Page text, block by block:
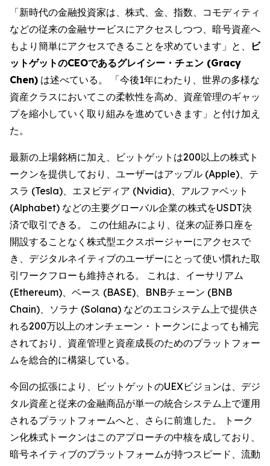
「新時代の金融投資家は、株式、金、指数、コモディティ
などの従来の金融サービスにアクセスしつつ、暗号資産へ
もより簡単にアクセスできることを求めています」と、
ビ
ットゲットのCEOであるグレイシー・チェン (Gracy
Chen) は述べている。 「今後1年にわたり、世界の多様な
資産クラスにおいてこの柔軟性を高め、資産管理のギャッ
プを縮小していく取り組みを進めていきます」と付け加え
た。
最新の上場銘柄に加え、ビットゲットは200以上の株式ト
ークンを提供しており、ユーザーはアップル (Apple)、テ
スラ (Tesla)、エヌビディア (Nvidia)、アルファベット
(Alphabet) などの主要グローバル企業の株式をUSDT決
済で取引できる。 この仕組みにより、従来の証券口座を
開設することなく株式型エクスポージャーにアクセスで
き、デジタルネイティブのユーザーにとって使い慣れた取
引ワークフローも維持される。 これは、イーサリアム
(Ethereum)、ベース (BASE)、BNBチェーン (BNB
Chain)、ソラナ (Solana) などのエコシステム上で提供さ
れる200万以上のオンチェーン・トークンによっても補完
されており、資産管理と資産成長のためのプラットフォー
ムを総合的に構築している。
今回の拡張により、ビットゲットのUEXビジョンは、デジ
タル資産と従来の金融商品が単一の統合システム上で運用
されるプラットフォームへと、さらに前進した。 トーク
ン化株式トークンはこのアプローチの中核を成しており、
暗号ネイティブのプラットフォームが持つスピード、流動